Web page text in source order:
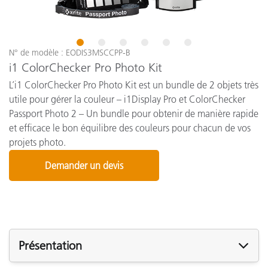
1 2 3
N° de modèle : EODIS3MSCCPP-B
i1 ColorChecker Pro Photo Kit
L’i1 ColorChecker Pro Photo Kit est un bundle de 2 objets très
utile pour gérer la couleur – i1Display Pro et ColorChecker
Passport Photo 2 – Un bundle pour obtenir de manière rapide
et efficace le bon équilibre des couleurs pour chacun de vos
projets photo.
Demander un devis
Présentation